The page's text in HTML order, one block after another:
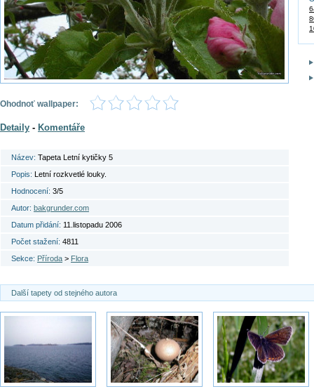
Ohodnoť wallpaper:
Detaily - Komentáře
Název: Tapeta Letní kytičky 5
Popis: Letní rozkvetlé louky.
Hodnocení: 3/5
Autor: bakgrunder.com
Datum přidání: 11.listopadu 2006
Počet stažení: 4811
Sekce: Příroda > Flora
Další tapety od stejného autora